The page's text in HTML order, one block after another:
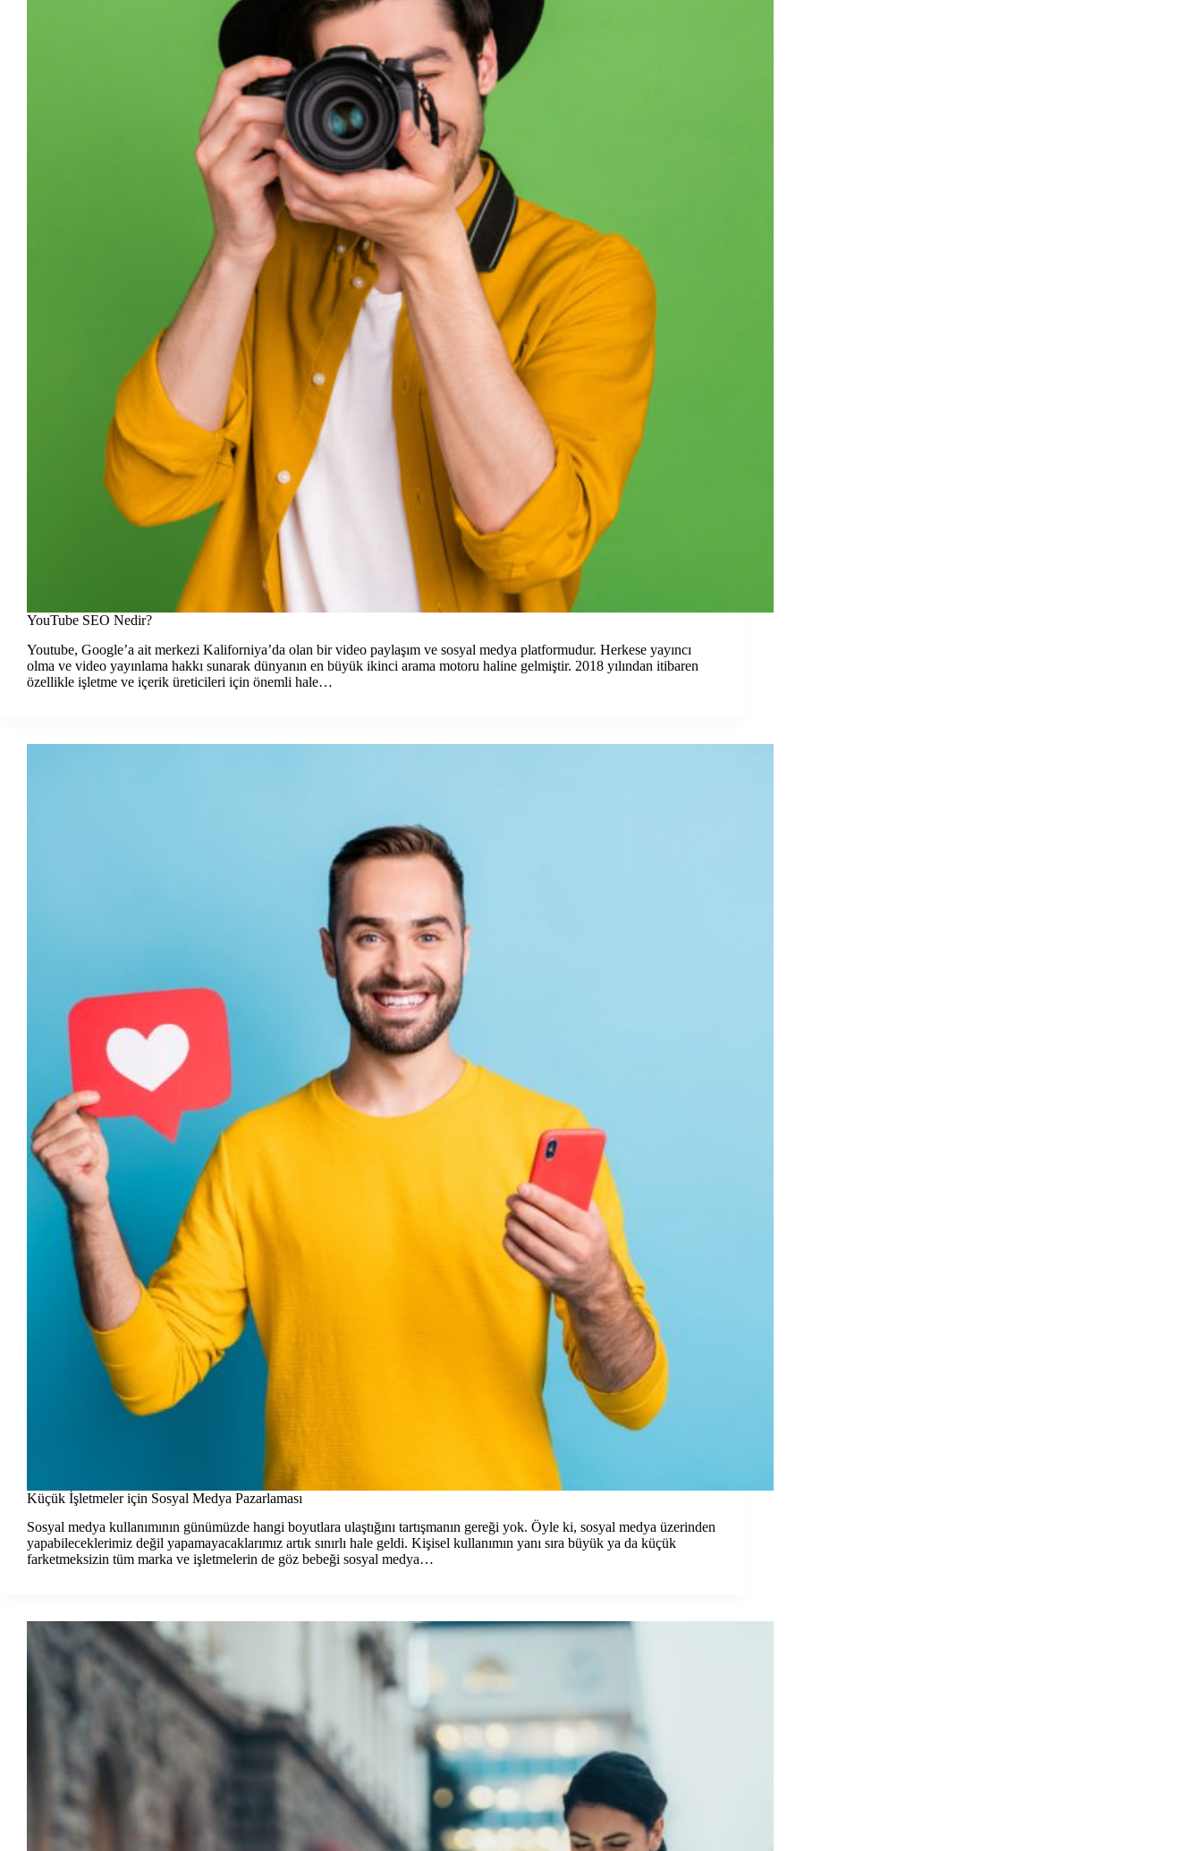
YouTube SEO Nedir?
Youtube, Google’a ait merkezi Kaliforniya’da olan bir video paylaşım ve sosyal medya platformudur. Herkese yayıncı
olma ve video yayınlama hakkı sunarak dünyanın en büyük ikinci arama motoru haline gelmiştir. 2018 yılından itibaren
özellikle işletme ve içerik üreticileri için önemli hale…
Küçük İşletmeler için Sosyal Medya Pazarlaması
Sosyal medya kullanımının günümüzde hangi boyutlara ulaştığını tartışmanın gereği yok. Öyle ki, sosyal medya üzerinden
yapabileceklerimiz değil yapamayacaklarımız artık sınırlı hale geldi. Kişisel kullanımın yanı sıra büyük ya da küçük
farketmeksizin tüm marka ve işletmelerin de göz bebeği sosyal medya…